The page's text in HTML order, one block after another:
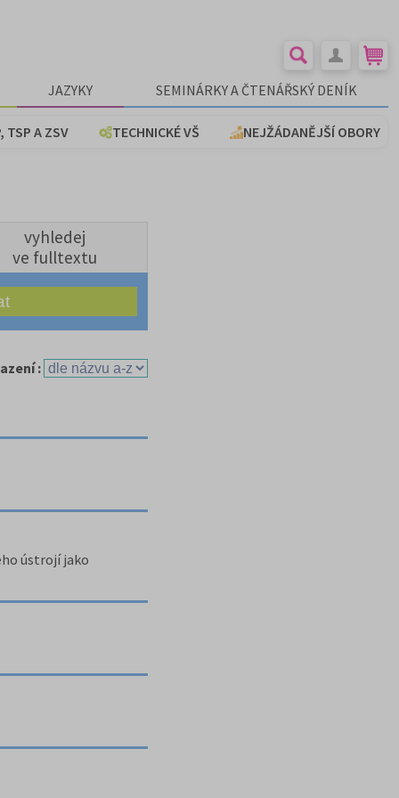
JAZYKY SEMINÁRKY A ČTENÁŘSKÝ DENÍK
TSP A ZSV TECHNICKÉ VŠ NEJŽÁDANĚJŠÍ OBORY
vyhledej
ve fulltextu
:
ústrojí jako